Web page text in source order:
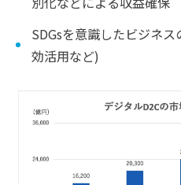
SDGsを意識したビジネ
効活用など)